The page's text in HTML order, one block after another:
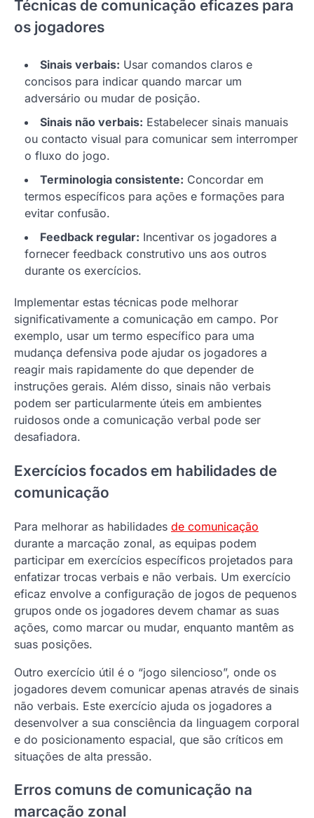
Técnicas de comunicação eficazes para
os jogadores
Sinais verbais: Usar comandos claros e
concisos para indicar quando marcar um
adversário ou mudar de posição.
Sinais não verbais: Estabelecer sinais manuais
ou contacto visual para comunicar sem interromper
o fluxo do jogo.
Terminologia consistente: Concordar em
termos específicos para ações e formações para
evitar confusão.
Feedback regular: Incentivar os jogadores a
fornecer feedback construtivo uns aos outros
durante os exercícios.
Implementar estas técnicas pode melhorar
significativamente a comunicação em campo. Por
exemplo, usar um termo específico para uma
mudança defensiva pode ajudar os jogadores a
reagir mais rapidamente do que depender de
instruções gerais. Além disso, sinais não verbais
podem ser particularmente úteis em ambientes
ruidosos onde a comunicação verbal pode ser
desafiadora.
Exercícios focados em habilidades de
comunicação
Para melhorar as habilidades de comunicação
durante a marcação zonal, as equipas podem
participar em exercícios específicos projetados para
enfatizar trocas verbais e não verbais. Um exercício
eficaz envolve a configuração de jogos de pequenos
grupos onde os jogadores devem chamar as suas
ações, como marcar ou mudar, enquanto mantêm as
suas posições.
Outro exercício útil é o “jogo silencioso”, onde os
jogadores devem comunicar apenas através de sinais
não verbais. Este exercício ajuda os jogadores a
desenvolver a sua consciência da linguagem corporal
e do posicionamento espacial, que são críticos em
situações de alta pressão.
Erros comuns de comunicação na
marcação zonal